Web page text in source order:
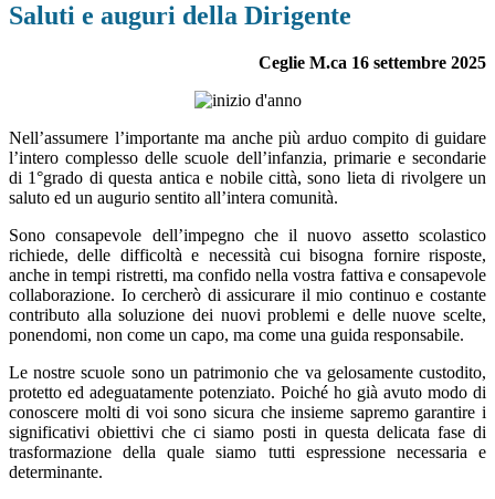
Saluti e auguri della Dirigente
Ceglie M.ca 16 settembre 2025
Nell’assumere l’importante ma anche più arduo compito di guidare
l’intero complesso delle scuole dell’infanzia, primarie e secondarie
di 1°grado di questa antica e nobile città, sono lieta di rivolgere un
saluto ed un augurio sentito all’intera comunità.
Sono consapevole dell’impegno che il nuovo assetto scolastico
richiede, delle difficoltà e necessità cui bisogna fornire risposte,
anche in tempi ristretti, ma confido nella vostra fattiva e consapevole
collaborazione. Io cercherò di assicurare il mio continuo e costante
contributo alla soluzione dei nuovi problemi e delle nuove scelte,
ponendomi, non come un capo, ma come una guida responsabile.
Le nostre scuole sono un patrimonio che va gelosamente custodito,
protetto ed adeguatamente potenziato. Poiché ho già avuto modo di
conoscere molti di voi sono sicura che insieme sapremo garantire i
significativi obiettivi che ci siamo posti in questa delicata fase di
trasformazione della quale siamo tutti espressione necessaria e
determinante.